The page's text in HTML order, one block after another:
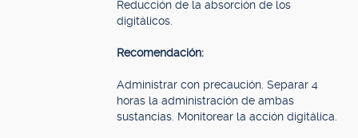
Reducción de la absorción de los
digitálicos.
Recomendación:
Administrar con precaución. Separar 4
horas la administración de ambas
sustancias. Monitorear la acción digitálica.